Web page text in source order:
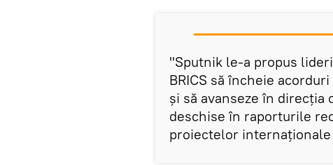
"Sputnik le-a propus
BRICS să încheie
și să avanseze în
deschise în raporturile
proiectelor internaționale